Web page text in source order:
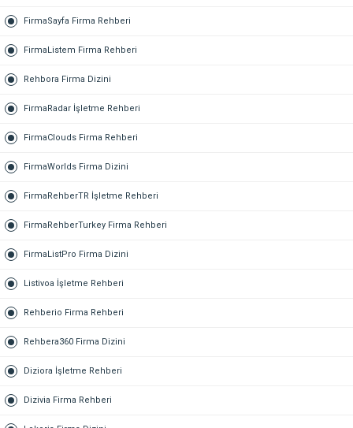
FirmaSayfa Firma Rehberi
FirmaListem Firma Rehberi
Rehbora Firma Dizini
FirmaRadar İşletme Rehberi
FirmaClouds Firma Rehberi
FirmaWorlds Firma Dizini
FirmaRehberTR İşletme Rehberi
FirmaRehberTurkey Firma Rehberi
FirmaListPro Firma Dizini
Listivoa İşletme Rehberi
Rehberio Firma Rehberi
Rehbera360 Firma Dizini
Diziora İşletme Rehberi
Dizivia Firma Rehberi